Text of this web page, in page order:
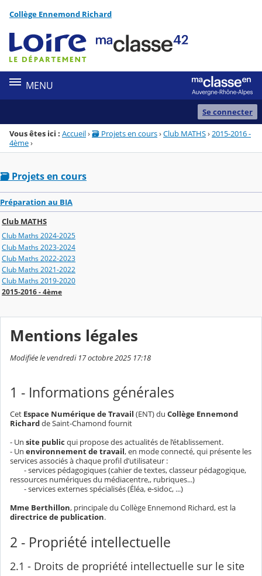
Menu de la rubrique
Contenu
Collège Ennemond Richard
MENU
Se connecter
Vous êtes ici : Accueil›🗃️ Projets en cours›Club MATHS› 2015-2016 -
4ème›
🗃️ Projets en cours
Préparation au BIA
Club MATHS
Club Maths 2024-2025
Club Maths 2023-2024
Club Maths 2022-2023
Club Maths 2021-2022
Club Maths 2019-2020
2015-2016 - 4ème
Mentions légales
Modifiée le vendredi 17 octobre 2025 17:18
1 - Informations générales
Cet Espace Numérique de Travail (ENT) du Collège Ennemond
Richardde Saint-Chamond fournit
- Un site public qui propose des actualités de l’établissement.
- Un environnement de travail, en mode connecté, qui présente les
services associés à chaque profil d’utilisateur :
- services pédagogiques (cahier de textes, classeur pédagogique,
ressources numériques du médiacentre,, rubriques...)
- services externes spécialisés (Éléa, e-sidoc, ...)
Mme Berthillon, principale du Collège Ennemond Richard, est la
directrice de publication.
2 - Propriété intellectuelle
2.1 - Droits de propriété intellectuelle sur le site